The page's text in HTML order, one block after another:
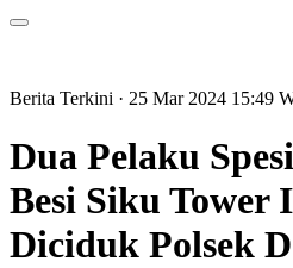
Berita Terkini · 25 Mar 2024 15:49
Dua Pelaku
Besi Siku Tower
Diciduk Polsek